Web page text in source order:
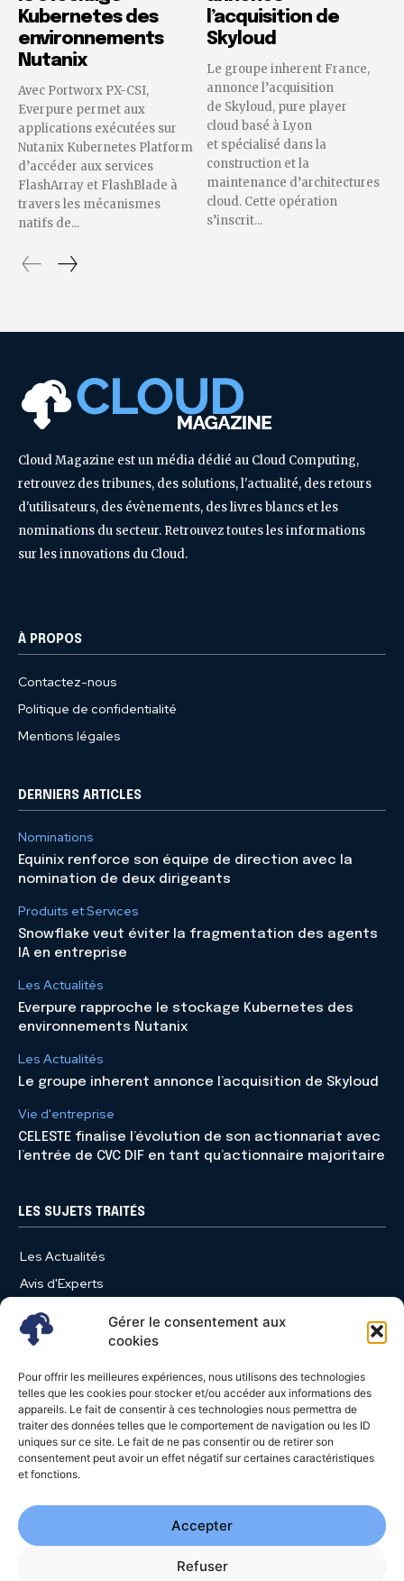
Gérer le consentement aux
cookies
Pour offrir les meilleures expériences, nous utilisons des technologies
telles que les cookies pour stocker et/ou accéder aux informations des
appareils. Le fait de consentir à ces technologies nous permettra de
traiter des données telles que le comportement de navigation ou les ID
uniques sur ce site. Le fait de ne pas consentir ou de retirer son
consentement peut avoir un effet négatif sur certaines caractéristiques
et fonctions.
Accepter
Refuser
Kubernetes des
environnements
Nutanix
Avec Portworx PX-CSI,
Everpure permet aux
applications exécutées sur
Nutanix Kubernetes Platform
d’accéder aux services
FlashArray et FlashBlade à
travers les mécanismes
natifs de...
l’acquisition de
Skyloud
Le groupe inherent France,
annonce l’acquisition
de Skyloud, pure player
cloud basé à Lyon
et spécialisé dans la
construction et la
maintenance d’architectures
cloud. Cette opération
s’inscrit...
Cloud Magazine est un média dédié au Cloud Computing,
retrouvez des tribunes, des solutions, l'actualité, des retours
d'utilisateurs, des évènements, des livres blancs et les
nominations du secteur. Retrouvez toutes les informations
sur les innovations du Cloud.
À PROPOS
Contactez-nous
Politique de confidentialité
Mentions légales
DERNIERS ARTICLES
Nominations
Equinix renforce son équipe de direction avec la
nomination de deux dirigeants
Produits et Services
Snowflake veut éviter la fragmentation des agents
IA en entreprise
Les Actualités
Everpure rapproche le stockage Kubernetes des
environnements Nutanix
Les Actualités
Le groupe inherent annonce l’acquisition de Skyloud
Vie d'entreprise
CELESTE finalise l’évolution de son actionnariat avec
l’entrée de CVC DIF en tant qu’actionnaire majoritaire
LES SUJETS TRAITÉS
Les Actualités
Avis d'Experts
Produits et Services
Vie d'entreprise
Nominations
Études
Évènements
Video News